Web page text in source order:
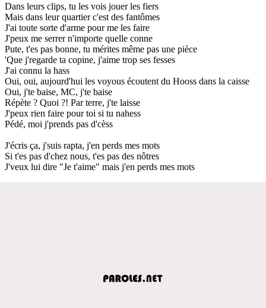
Dans leurs clips, tu les vois jouer les fiers
Mais dans leur quartier c'est des fantômes
J'ai toute sorte d'arme pour me les faire
J'peux me serrer n'importe quelle conne
Pute, t'es pas bonne, tu mérites même pas une pièce
'Que j'regarde ta copine, j'aime trop ses fesses
J'ai connu la hass
Oui, oui, aujourd'hui les voyous écoutent du Hooss dans la caisse
Oui, j'te baise, MC, j'te baise
Répète ? Quoi ?! Par terre, j'te laisse
J'peux rien faire pour toi si tu nahess
Pédé, moi j'prends pas d'cèss
J'écris ça, j'suis rapta, j'en perds mes mots
Si t'es pas d'chez nous, t'es pas des nôtres
J'veux lui dire "Je t'aime" mais j'en perds mes mots